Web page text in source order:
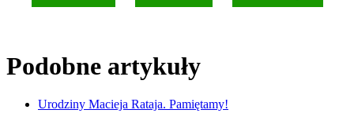
Podobne artykuły
Urodziny Macieja Rataja. Pamiętamy!